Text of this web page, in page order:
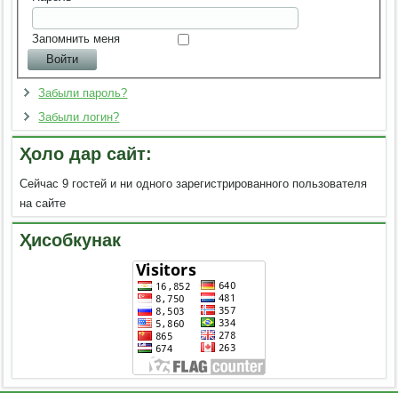
Запомнить меня
Забыли пароль?
Забыли логин?
Ҳоло дар сайт:
Сейчас 9 гостей и ни одного зарегистрированного пользователя
на сайте
Ҳисобкунак